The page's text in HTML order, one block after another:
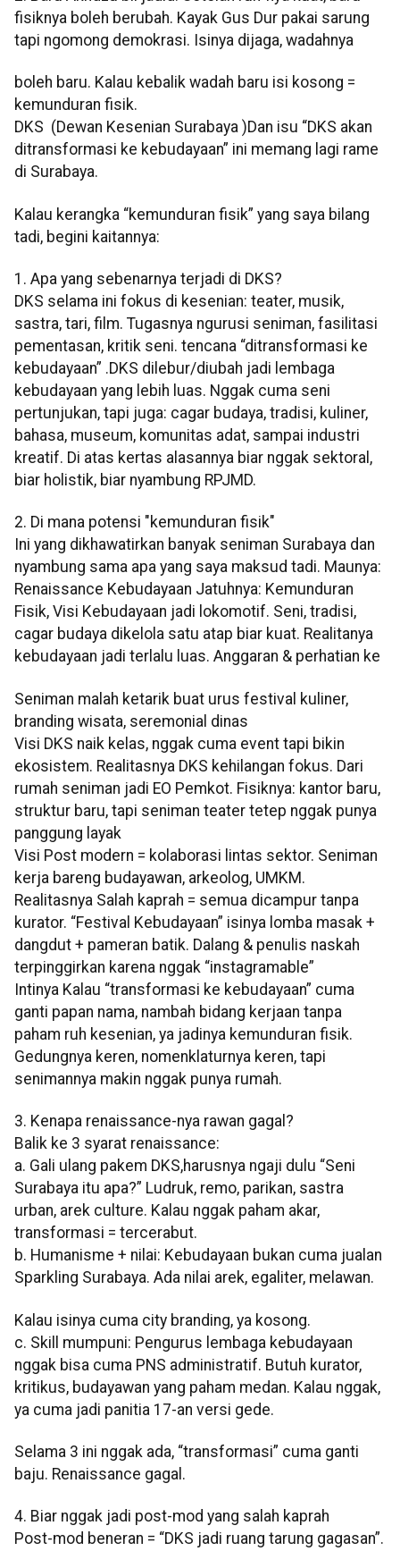
fisiknya boleh berubah. Kayak Gus Dur pakai sarung
tapi ngomong demokrasi. Isinya dijaga, wadahnya
boleh baru. Kalau kebalik wadah baru isi kosong =
kemunduran fisik.
DKS (Dewan Kesenian Surabaya )Dan isu “DKS akan
ditransformasi ke kebudayaan” ini memang lagi rame
di Surabaya.
Kalau kerangka “kemunduran fisik” yang saya bilang
tadi, begini kaitannya:
1. Apa yang sebenarnya terjadi di DKS?
DKS selama ini fokus di kesenian: teater, musik,
sastra, tari, film. Tugasnya ngurusi seniman, fasilitasi
pementasan, kritik seni. tencana “ditransformasi ke
kebudayaan” .DKS dilebur/diubah jadi lembaga
kebudayaan yang lebih luas. Nggak cuma seni
pertunjukan, tapi juga: cagar budaya, tradisi, kuliner,
bahasa, museum, komunitas adat, sampai industri
kreatif. Di atas kertas alasannya biar nggak sektoral,
biar holistik, biar nyambung RPJMD.
2. Di mana potensi "kemunduran fisik"
Ini yang dikhawatirkan banyak seniman Surabaya dan
nyambung sama apa yang saya maksud tadi. Maunya:
Renaissance Kebudayaan Jatuhnya: Kemunduran
Fisik, Visi Kebudayaan jadi lokomotif. Seni, tradisi,
cagar budaya dikelola satu atap biar kuat. Realitanya
kebudayaan jadi terlalu luas. Anggaran & perhatian ke
Seniman malah ketarik buat urus festival kuliner,
branding wisata, seremonial dinas
Visi DKS naik kelas, nggak cuma event tapi bikin
ekosistem. Realitasnya DKS kehilangan fokus. Dari
rumah seniman jadi EO Pemkot. Fisiknya: kantor baru,
struktur baru, tapi seniman teater tetep nggak punya
panggung layak
Visi Post modern = kolaborasi lintas sektor. Seniman
kerja bareng budayawan, arkeolog, UMKM.
Realitasnya Salah kaprah = semua dicampur tanpa
kurator. “Festival Kebudayaan” isinya lomba masak +
dangdut + pameran batik. Dalang & penulis naskah
terpinggirkan karena nggak “instagramable”
Intinya Kalau “transformasi ke kebudayaan” cuma
ganti papan nama, nambah bidang kerjaan tanpa
paham ruh kesenian, ya jadinya kemunduran fisik.
Gedungnya keren, nomenklaturnya keren, tapi
senimannya makin nggak punya rumah.
3. Kenapa renaissance-nya rawan gagal?
Balik ke 3 syarat renaissance:
a. Gali ulang pakem DKS,harusnya ngaji dulu “Seni
Surabaya itu apa?” Ludruk, remo, parikan, sastra
urban, arek culture. Kalau nggak paham akar,
transformasi = tercerabut.
b. Humanisme + nilai: Kebudayaan bukan cuma jualan
Sparkling Surabaya. Ada nilai arek, egaliter, melawan.
Kalau isinya cuma city branding, ya kosong.
c. Skill mumpuni: Pengurus lembaga kebudayaan
nggak bisa cuma PNS administratif. Butuh kurator,
kritikus, budayawan yang paham medan. Kalau nggak,
ya cuma jadi panitia 17-an versi gede.
Selama 3 ini nggak ada, “transformasi” cuma ganti
baju. Renaissance gagal.
4. Biar nggak jadi post-mod yang salah kaprah
Post-mod beneran = “DKS jadi ruang tarung gagasan”.